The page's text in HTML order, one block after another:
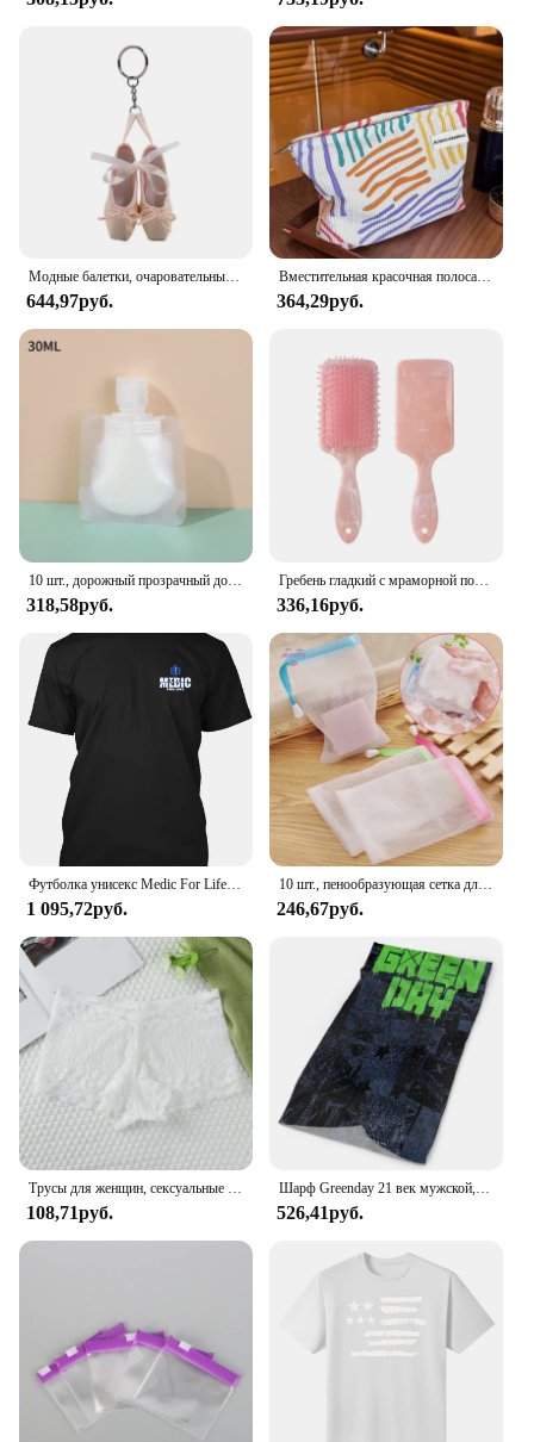
Модные балетки, очаровательный брелок с орнаментом, брелок для ключей, милые подвески, украшение для кошелька, сумки, рюкзака,
644,97руб.
Вместительная красочная полосатая сумка на молнии, портативная дорожная косметичка для туалетных принадлежностей, косметичка для ухода за кожей, женская сумочка для хранения макияжа
364,29руб.
10 шт., дорожный прозрачный дозатор для косметики, 30/50/100 мл
318,58руб.
Гребень гладкий с мраморной подушкой без завязывания, массажная пластиковая расческа, оптовая продажа
336,16руб.
Футболка унисекс Medic For Life Ems Emt Paramedic - терпение Courage Hanes без тегов
1 095,72руб.
10 шт., пенообразующая сетка для мытья лица
246,67руб.
Трусы для женщин, сексуальные кружевные трусики, эластичные мягкие женские хипстерские трусы, женские, приятные для кожи, сексуальное женское белье без следов
108,71руб.
Шарф Greenday 21 век мужской, для рыбалки, Мультикам, шейный платок, маска для лица
526,41руб.